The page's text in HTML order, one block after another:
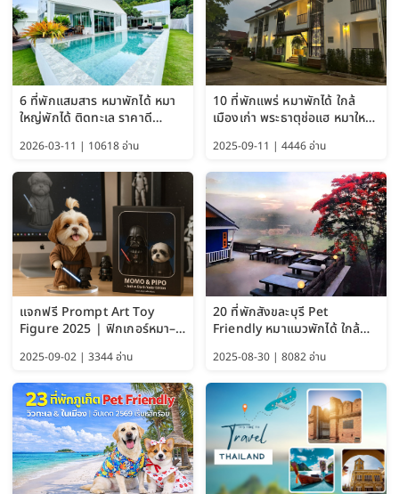
6 ที่พักแสมสาร หมาพักได้ หมา
ใหญ่พักได้ ติดทะเล ราคาดี
2026-03-11 | 10618 อ่าน
10 ที่พักแพร่ หมาพักได้ ใกล้
เมืองเก่า พระธาตุช่อแฮ หมาใหญ่
2025-09-11 | 4446 อ่าน
แจกฟรี Prompt Art Toy
Figure 2025 | ฟิกเกอร์หมา–
แมว–คนด้วย Google AI,
ChatGPT และ Gemini
2025-09-02 | 3344 อ่าน
20 ที่พักสังขละบุรี Pet
Friendly หมาแมวพักได้ ใกล้
2025-08-30 | 8082 อ่าน